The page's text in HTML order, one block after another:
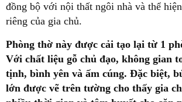
đồng bộ với nội thất ngôi nhà và thể
riêng của gia chủ.
Phòng thờ này được cải tạo lại từ 1
Với chất liệu gỗ chủ đạo, không gian
tịnh, bình yên và ấm cúng. Đặc biệt,
lớn được vẽ trên tường cho thấy gia